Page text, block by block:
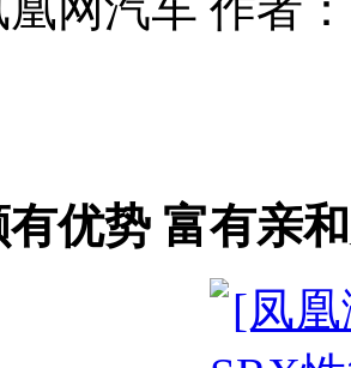
优势 富有亲